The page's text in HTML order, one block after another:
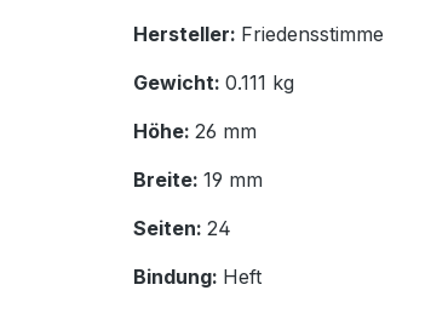
Hersteller: Friedensstimme
Gewicht: 0.111 kg
Höhe: 26 mm
Breite: 19 mm
Seiten: 24
Bindung: Heft